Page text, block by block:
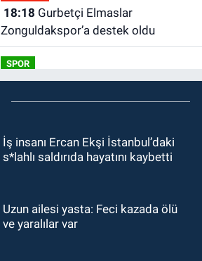
18:18
Zonguldakspor’a destek oldu
SPOR
17:17Zonguldakspor’dan Süper
transfer.
16:50
16:07Okul Liderliğinde Karakter ve
İş insanı Ercan Ekşi İstanbul’daki
s*lahlı saldırıda hayatını kaybetti
Uzun ailesi yasta: Feci kazada ölü
ve yaralılar var